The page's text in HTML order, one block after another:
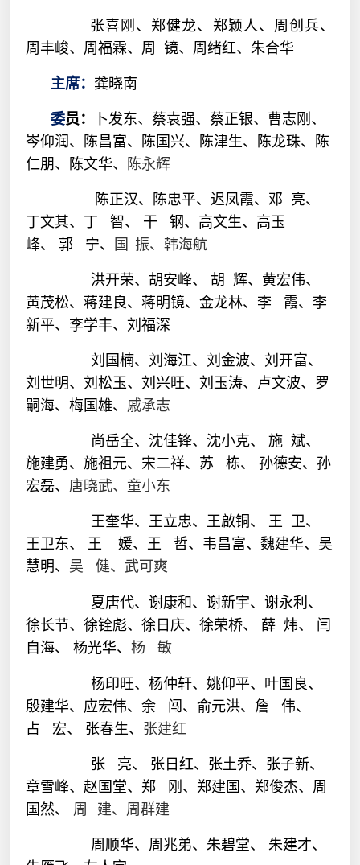
张喜刚、郑健龙、郑颖人、 周创兵、
周丰峻、周福霖、 周 镜、周绪红、朱合华
主席： 龚晓南
委员：
卜发东、蔡袁强、蔡正银、曹志刚、
岑仰润、陈昌富、陈国兴、 陈津生、陈龙珠、陈
仁朋、陈文华、 陈永辉
陈正汉、陈忠平、迟凤霞、 邓 亮、
丁文其、 丁 智、 干
钢、高文生、高玉
峰、郭 宁、 国 振、韩海航
洪开荣、胡安峰、 胡 辉、黄宏伟、
黄茂松、蒋建良、蒋明镜、金龙林、李 霞、李
新平、李学丰、刘福深
刘国楠、刘海江、刘金波、刘开富、
刘世明、刘松玉、刘兴旺、刘玉涛、 卢文波、 罗
嗣海、梅国雄、 戚承志
尚岳全、 沈佳锋、 沈小克、 施 斌、
施建勇、施祖元、宋二祥、 苏 栋、孙德安、孙
宏磊、 唐晓武、童小东
王奎华、王立忠、王啟铜、 王 卫、
王卫东、 王
媛、 王 哲、 韦昌富、魏建华、吴
慧明、 吴
健、武可爽
夏唐代、谢康和、谢新宇、谢永利、
徐长节、徐铨彪、徐日庆、徐荣桥、 薛 炜、 闫
自海、杨光华、杨
敏
杨印旺、杨仲轩、姚仰平、叶国良、
殷建华、应宏伟、余 闯、俞元洪、詹
伟、
占
宏、 张春生、 张建红
张
亮、 张日红、 张土乔、 张子新、
章雪峰、赵国堂、郑
刚、郑建国、郑俊杰、 周
国然、 周 建、周群建
周顺华、周兆弟、 朱碧堂、 朱建才、